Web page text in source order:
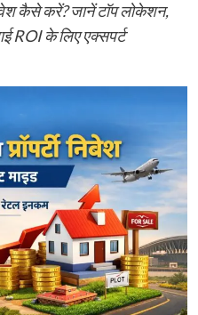
कैसे करें? जानें टॉप लोकेशन,
ROI के लिए एक्सपर्ट